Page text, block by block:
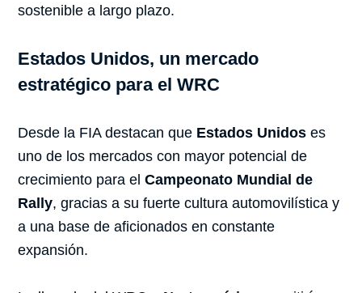
sostenible a largo plazo.
Estados Unidos, un mercado
estratégico para el WRC
Desde la FIA destacan que Estados Unidos es
uno de los mercados con mayor potencial de
crecimiento para elCampeonato Mundial de
Rally, gracias a su fuerte cultura automovilística y
a una base de aficionados en constante
expansión.